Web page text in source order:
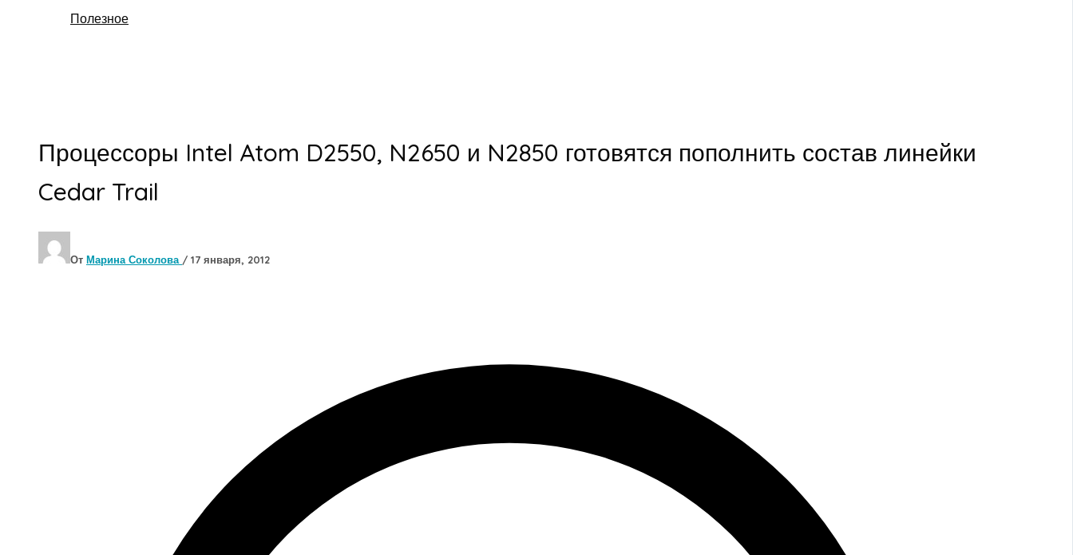
Полезное
Процессоры Intel Atom D2550, N2650 и N2850 готовятся пополнить состав линейки
Cedar Trail
От Марина Соколова / 17 января, 2012